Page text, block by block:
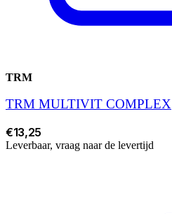
TRM
TRM MULTIVIT COMPLEX
€13,25
Leverbaar, vraag naar de levertijd